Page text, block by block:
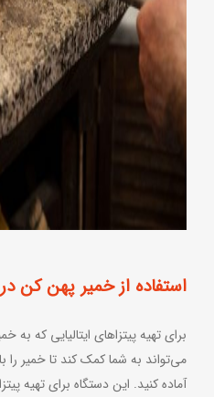
استفاده از خمیر پهن کن
برای تهیه پیتزاهای ایتالیایی که به
می‌تواند به شما کمک کند تا خمیر
آماده کنید. این دستگاه برای تهیه